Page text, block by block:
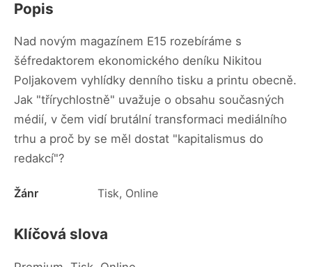
Popis
Nad novým magazínem E15 rozebíráme s
šéfredaktorem ekonomického deníku Nikitou
Poljakovem vyhlídky denního tisku a printu obecně.
Jak "třírychlostně" uvažuje o obsahu současných
médií, v čem vidí brutální transformaci mediálního
trhu a proč by se měl dostat "kapitalismus do
redakcí"?
Žánr Tisk, Online
Klíčová slova